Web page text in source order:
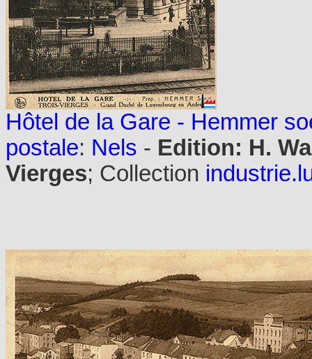
Hôtel de la Gare - Hemmer
postale: Nels - Edition: H.
Vierges; Collection